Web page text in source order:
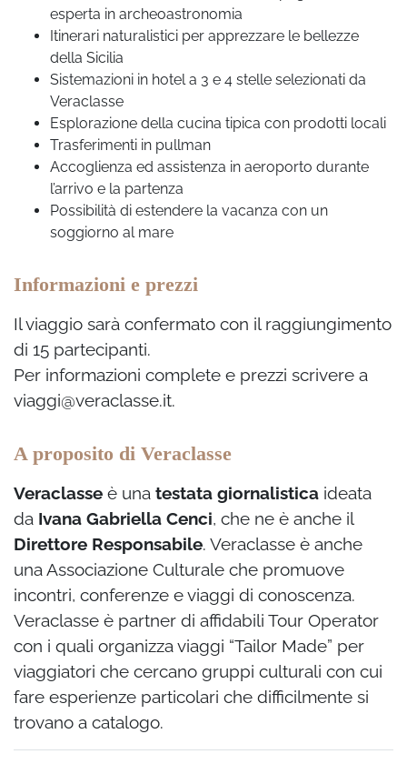
esperta in archeoastronomia
Itinerari naturalistici per apprezzare le bellezze
della Sicilia
Sistemazioni in hotel a 3 e 4 stelle selezionati da
Veraclasse
Esplorazione della cucina tipica con prodotti locali
Trasferimenti in pullman
Accoglienza ed assistenza in aeroporto durante
l’arrivo e la partenza
Possibilità di estendere la vacanza con un
soggiorno al mare
Informazioni e prezzi
Il viaggio sarà confermato con il raggiungimento
di 15 partecipanti.
Per informazioni complete e prezzi scrivere a
viaggi@veraclasse.it.
A proposito di Veraclasse
Veraclasse è una testata giornalistica ideata
da Ivana Gabriella Cenci, che ne è anche il
Direttore Responsabile. Veraclasse è anche
una Associazione Culturale che promuove
incontri, conferenze e viaggi di conoscenza.
Veraclasse è partner di affidabili Tour Operator
con i quali organizza viaggi “Tailor Made” per
viaggiatori che cercano gruppi culturali con cui
fare esperienze particolari che difficilmente si
trovano a catalogo.